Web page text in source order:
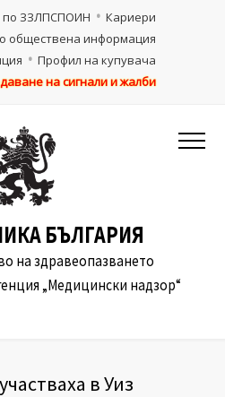
Кариери
по ЗЗЛПСПОИН
обществена информация
Профил на купувача
на сигнали и жалби
БЪЛГАРИЯ
на здравеопазването
„Медицински надзор“
в Уиз